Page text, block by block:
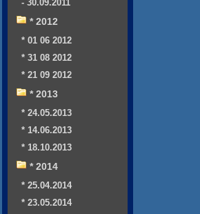
- 30.09.2011
* 2012
* 01 06 2012
* 31 08 2012
* 21 09 2012
* 2013
* 24.05.2013
* 14.06.2013
* 18.10.2013
* 2014
* 25.04.2014
* 23.05.2014